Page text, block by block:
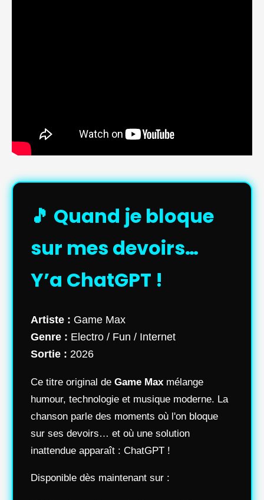
🎵 Quand je bloque
sur mes devoirs…
Y’a ChatGPT !
Artiste : Game Max
Genre : Electro / Fun / Internet
Sortie : 2026
Ce titre original de Game Max mélange
humour, technologie et musique moderne. La
chanson parle des moments où l'on bloque
sur ses devoirs… et où une solution
inattendue apparaît : ChatGPT !
Disponible dès maintenant sur :